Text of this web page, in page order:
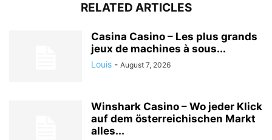
RELATED ARTICLES
Casina Casino – Les plus grands
jeux de machines à sous...
Louis - August 7, 2026
Winshark Casino – Wo jeder Klick
auf dem österreichischen Markt
alles...